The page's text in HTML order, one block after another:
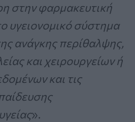
στην φαρμακευτική
υγειονομικό σύστημα
ανάγκης περίθαλψης,
και χειρουργείων ή
και τις
».